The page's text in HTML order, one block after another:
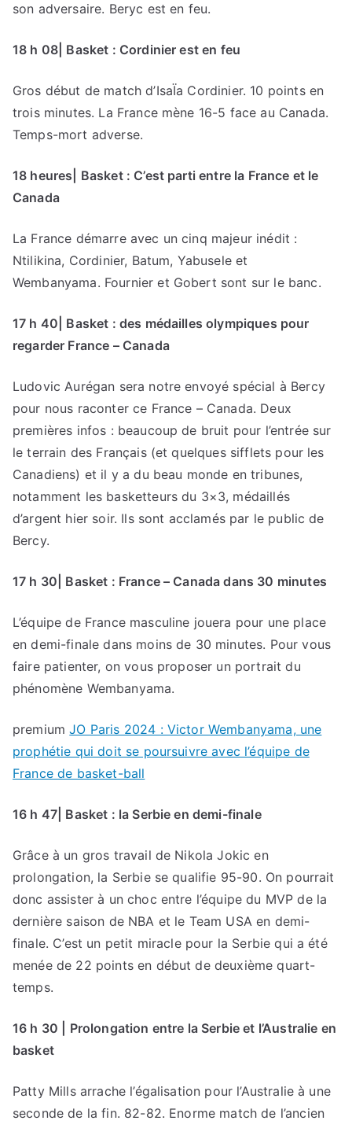
son adversaire. Beryc est en feu.
18 h 08| Basket : Cordinier est en feu
Gros début de match d’IsaÏa Cordinier. 10 points en
trois minutes. La France mène 16-5 face au Canada.
Temps-mort adverse.
18 heures| Basket : C’est parti entre la France et le
Canada
La France démarre avec un cinq majeur inédit :
Ntilikina, Cordinier, Batum, Yabusele et
Wembanyama. Fournier et Gobert sont sur le banc.
17 h 40| Basket : des médailles olympiques pour
regarder France – Canada
Ludovic Aurégan sera notre envoyé spécial à Bercy
pour nous raconter ce France – Canada. Deux
premières infos : beaucoup de bruit pour l’entrée sur
le terrain des Français (et quelques sifflets pour les
Canadiens) et il y a du beau monde en tribunes,
notamment les basketteurs du 3×3, médaillés
d’argent hier soir. Ils sont acclamés par le public de
Bercy.
17 h 30| Basket : France – Canada dans 30 minutes
L’équipe de France masculine jouera pour une place
en demi-finale dans moins de 30 minutes. Pour vous
faire patienter, on vous proposer un portrait du
phénomène Wembanyama.
premium JO Paris 2024 : Victor Wembanyama, une
prophétie qui doit se poursuivre avec l’équipe de
France de basket-ball
16 h 47| Basket : la Serbie en demi-finale
Grâce à un gros travail de Nikola Jokic en
prolongation, la Serbie se qualifie 95-90. On pourrait
donc assister à un choc entre l’équipe du MVP de la
dernière saison de NBA et le Team USA en demi-
finale. C’est un petit miracle pour la Serbie qui a été
menée de 22 points en début de deuxième quart-
temps.
16 h 30 | Prolongation entre la Serbie et l’Australie en
basket
Patty Mills arrache l’égalisation pour l’Australie à une
seconde de la fin. 82-82. Enorme match de l’ancien